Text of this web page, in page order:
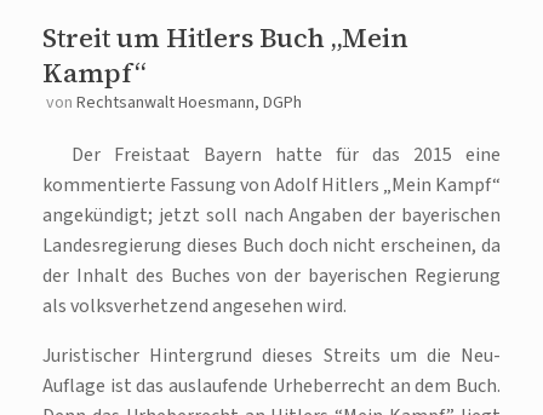
Streit um Hitlers Buch „Mein
Kampf“
von Rechtsanwalt Hoesmann, DGPh
Der Freistaat Bayern hatte für das 2015 eine
kommentierte Fassung von Adolf Hitlers „Mein Kampf“
angekündigt; jetzt soll nach Angaben der bayerischen
Landesregierung dieses Buch doch nicht erscheinen, da
der Inhalt des Buches von der bayerischen Regierung
als volksverhetzend angesehen wird.
Juristischer Hintergrund dieses Streits um die Neu-
Auflage ist das auslaufende Urheberrecht an dem Buch.